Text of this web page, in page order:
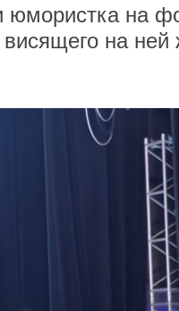
юмористка на
на ней